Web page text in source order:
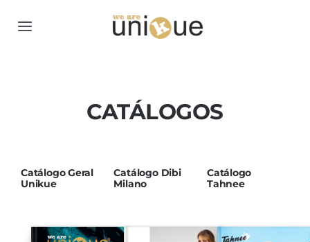
Toggle
CATÁLOGOS
Catálogo Geral
Unikue
Catálogo Dibi
Milano
Catálogo
Tahnee